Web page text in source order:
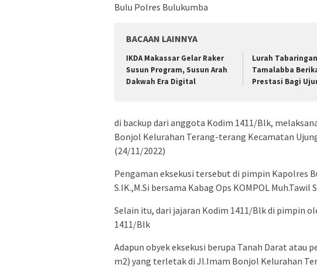
Bulu Polres Bulukumba
BACAAN LAINNYA
IKDA Makassar Gelar Raker
Susun Program, Susun Arah
Dakwah Era Digital
Lurah
Tamalabba
Prestasi Bagi
di backup dari anggota Kodim 1411/Blk,
Bonjol Kelurahan Terang-terang Kecamatan
(24/11/2022)
Pengaman eksekusi tersebut di pimpin Kapolres
S.IK.,M.Si bersama Kabag Ops KOMPOL Muh.Tawil
Selain itu, dari jajaran Kodim 1411/Blk di pimpin
1411/Blk
Adapun obyek eksekusi berupa Tanah Darat atau
m2) yang terletak di Jl.Imam Bonjol Kelurahan